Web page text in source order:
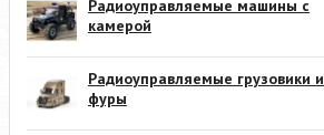
Радиоуправляемые машины с
камерой
Радиоуправляемые грузовики и
фуры